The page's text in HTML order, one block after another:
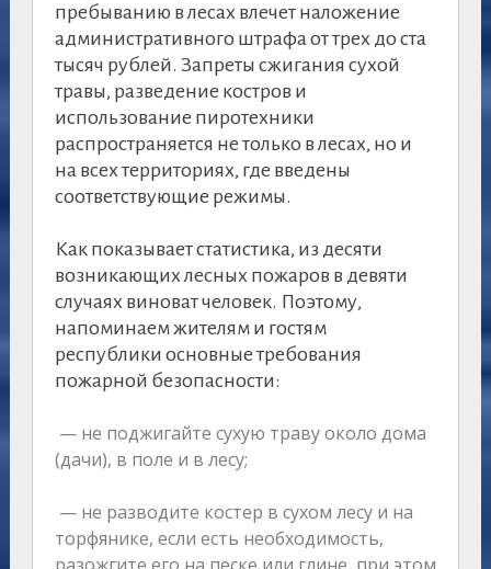
пребыванию в лесах влечет наложение
административного штрафа от трех до ста
тысяч рублей. Запреты сжигания сухой
травы, разведение костров и
использование пиротехники
распространяется не только в лесах, но и
на всех территориях, где введены
соответствующие режимы.
Как показывает статистика, из десяти
возникающих лесных пожаров в девяти
случаях виноват человек. Поэтому,
напоминаем жителям и гостям
республики основные требования
пожарной безопасности:
— не поджигайте сухую траву около дома
(дачи), в поле и в лесу;
— не разводите костер в сухом лесу и на
торфянике, если есть необходимость,